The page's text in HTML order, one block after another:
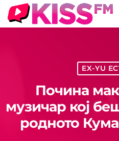
EX-YU
Почина
музичар кој
родното